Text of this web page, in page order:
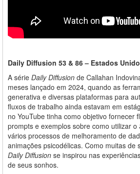
Daily Diffusion 53 & 86 – Estados
A série Daily Diffusion de Callahan
meses lançado em 2024, quando as
generativa e diversas plataformas para
fluxos de trabalho ainda estavam em
no YouTube tinha como objetivo fornecer
prompts e exemplos sobre como utilizar o
vários processos de melhoramento de
animações psicodélicas. Como muitas de
Daily Diffusion se inspirou nas
de seus sonhos.